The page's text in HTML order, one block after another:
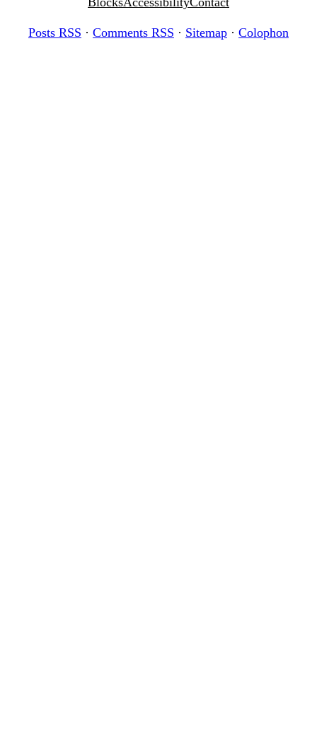
Posts RSS · Comments RSS · Sitemap · Colophon